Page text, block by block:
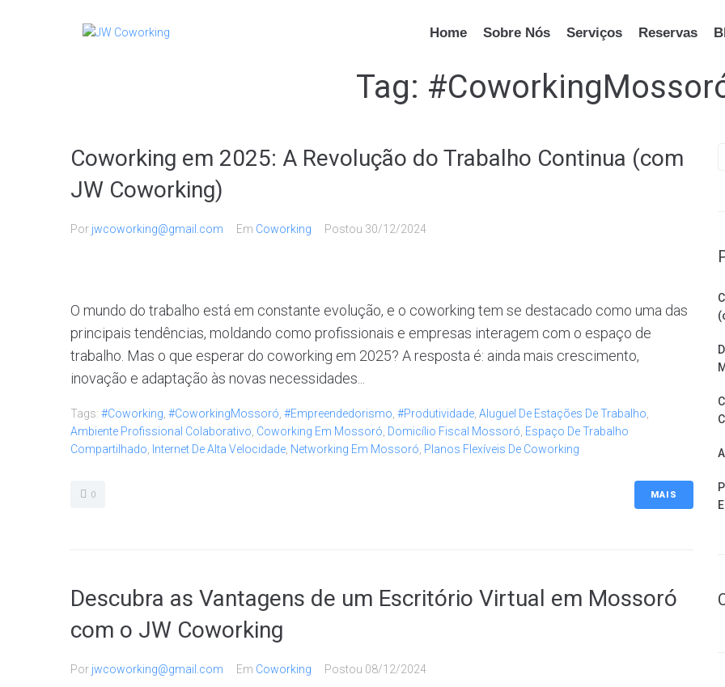
Home Sobre Nós Serviços Reservas
Tag:
Coworking em 2025: A Revolução do Trabalho Continua (com
JW Coworking)
Por jwcoworking@gmail.com Em Coworking Postou 30/12/2024
O mundo do trabalho está em constante evolução, e o coworking tem se destacado como uma das
principais tendências, moldando como profissionais e empresas interagem com o espaço de
trabalho. Mas o que esperar do coworking em 2025? A resposta é: ainda mais crescimento,
inovação e adaptação às novas necessidades...
Tags: #Coworking #CoworkingMossoró #Empreendedorismo #Produtividade Aluguel De Estações De Trabalho
Ambiente Profissional Colaborativo Coworking Em Mossoró Domicílio Fiscal Mossoró Espaço De Trabalho
Compartilhado
Internet De Alta Velocidade Networking Em Mossoró Planos Flexíveis De Coworking
0 MAIS
Descubra as Vantagens de um Escritório Virtual em Mossoró
com o JW Coworking
Por jwcoworking@gmail.com Em Coworking Postou 08/12/2024